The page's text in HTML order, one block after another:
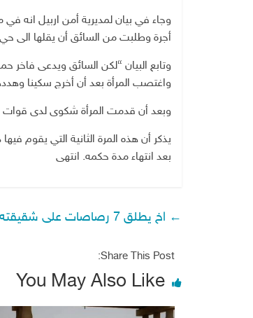
وجاء في بيان لمديرية أمن اربيل انه
أجرة وطلبت من السائق أن يقلها الى حي
واغتصب المرأة بعد أن أخرج سكينا
وبعد أن قدمت المرأة شكوى لدى قوات
بعد انتهاء مدة حكمه. انتهى
← اخ يطلق 7 رصاصات على شقيقته المحامية في بغداد
Share This Post:
You May Also Like